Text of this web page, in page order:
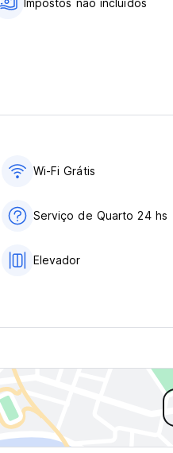
Impostos não incluídos
Wi-Fi Grátis
Serviço de Quarto 24 hs
Elevador